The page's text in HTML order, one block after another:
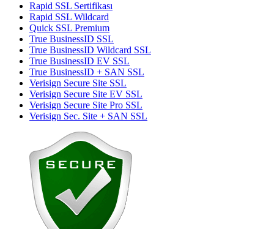
Rapid SSL Sertifikası
Rapid SSL Wildcard
Quick SSL Premium
True BusinessID SSL
True BusinessID Wildcard SSL
True BusinessID EV SSL
True BusinessID + SAN SSL
Verisign Secure Site SSL
Verisign Secure Site EV SSL
Verisign Secure Site Pro SSL
Verisign Sec. Site + SAN SSL